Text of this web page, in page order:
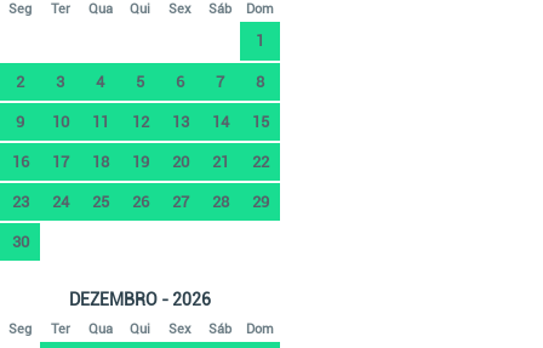
Seg Ter Qua Qui Sex Sáb Dom
1
2 3 4 5 6 7 8
9 10 11 12 13 14 15
16 17 18 19 20 21 22
23 24 25 26 27 28 29
30
DEZEMBRO - 2026
Seg Ter Qua Qui Sex Sáb Dom